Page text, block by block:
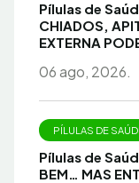
Pílulas de
CHIADOS,
EXTERNA
06 ago, 2026.
PÍLULAS DE
Pílulas de
BEM… MAS